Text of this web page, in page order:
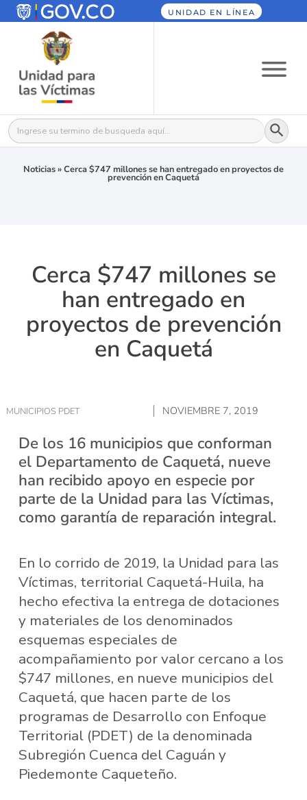
UNIDAD EN LÍNEA
Buscar: Botón
Noticias»Cerca $747 millones se han entregado en proyectos de
prevención en Caquetá
Cerca $747 millones se
han entregado en
proyectos de prevención
en Caquetá
MUNICIPIOS PDET NOVIEMBRE 7, 2019
De los 16 municipios que conforman
el Departamento de Caquetá, nueve
han recibido apoyo en especie por
parte de la Unidad para las Víctimas,
como garantía de reparación integral.
En lo corrido de 2019, la Unidad para las
Víctimas, territorial Caquetá-Huila, ha
hecho efectiva la entrega de dotaciones
y materiales de los denominados
esquemas especiales de
acompañamiento por valor cercano a los
$747 millones, en nueve municipios del
Caquetá, que hacen parte de los
programas de Desarrollo con Enfoque
Territorial (PDET) de la denominada
Subregión Cuenca del Caguán y
Piedemonte Caqueteño.